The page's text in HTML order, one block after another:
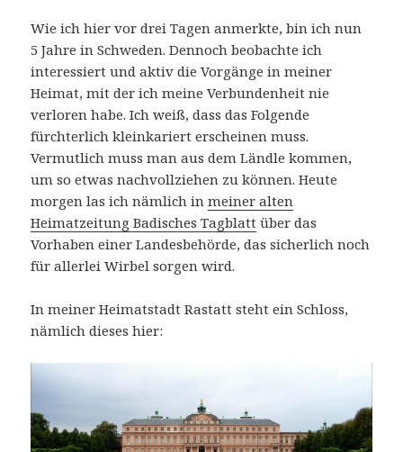
Wie ich hier vor drei Tagen anmerkte, bin ich nun
5 Jahre in Schweden. Dennoch beobachte ich
interessiert und aktiv die Vorgänge in meiner
Heimat, mit der ich meine Verbundenheit nie
verloren habe. Ich weiß, dass das Folgende
fürchterlich kleinkariert erscheinen muss.
Vermutlich muss man aus dem Ländle kommen,
um so etwas nachvollziehen zu können. Heute
morgen las ich nämlich inmeiner alten
Heimatzeitung Badisches Tagblatt über das
Vorhaben einer Landesbehörde, das sicherlich noch
für allerlei Wirbel sorgen wird.
In meiner Heimatstadt Rastatt steht ein Schloss,
nämlich dieses hier: